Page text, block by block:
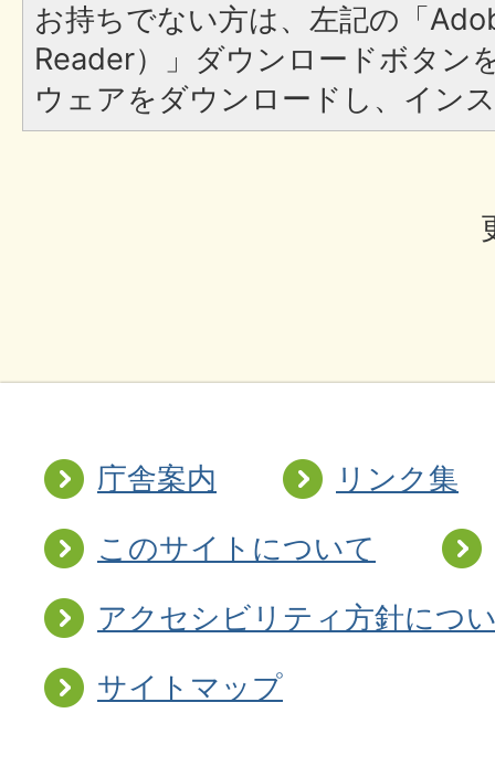
お持ちでない方は、左記の「
Reader）」ダウンロードボタン
ウェアをダウンロードし、イン
庁舎案内
リンク集
このサイトについて
アクセシビリティ方針につ
サイトマップ